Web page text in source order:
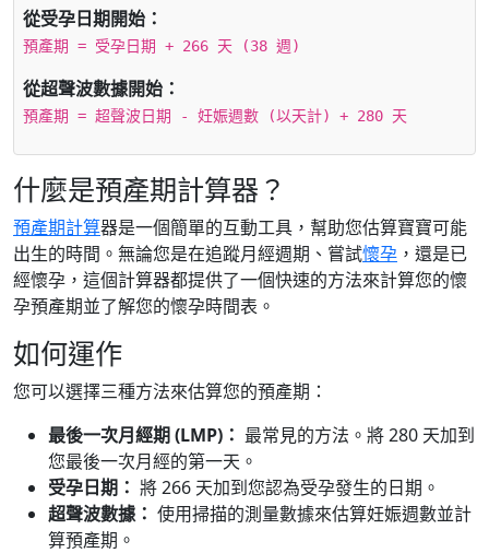
從受孕日期開始：
預產期 = 受孕日期 + 266 天 (38 週)
從超聲波數據開始：
預產期 = 超聲波日期 - 妊娠週數 (以天計) + 280 天
什麼是預產期計算器？
預產期計算器是一個簡單的互動工具，幫助您估算寶寶可能
出生的時間。無論您是在追蹤月經週期、嘗試懷孕 ，還是已
經懷孕，這個計算器都提供了一個快速的方法來計算您的懷
孕預產期並了解您的懷孕時間表。
如何運作
您可以選擇三種方法來估算您的預產期：
最後一次月經期 (LMP)： 最常見的方法。將 280 天加到
您最後一次月經的第一天。
受孕日期： 將 266 天加到您認為受孕發生的日期。
超聲波數據： 使用掃描的測量數據來估算妊娠週數並計
算預產期。